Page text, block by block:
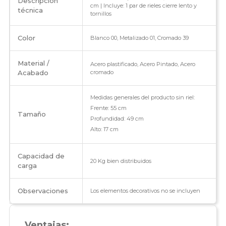
técnica
cm | Incluye: 1 par de rieles cierre lento y
tornillos
Color Blanco 00, Metalizado 01, Cromado 39
Material /
Acabado
Acero plastificado, Acero Pintado, Acero
cromado
Tamaño
Medidas generales del producto sin riel:
Frente: 55 cm
Profundidad: 49 cm
Alto: 17 cm
Capacidad de
carga
20 Kg bien distribuidos
Observaciones Los elementos decorativos no se incluyen